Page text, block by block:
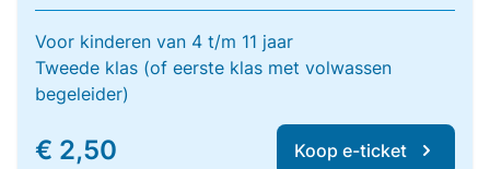
Voor kinderen van 4 t/m 11 jaar
Tweede klas (of eerste klas met volwassen
begeleider)
€ 2,50 Koop e-ticket